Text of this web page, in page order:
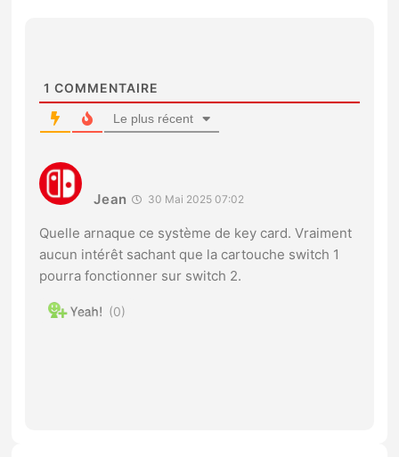
1 COMMENTAIRE
Le plus récent
Jean 30 Mai 2025 07:02
Quelle arnaque ce système de key card. Vraiment
aucun intérêt sachant que la cartouche switch 1
pourra fonctionner sur switch 2.
0